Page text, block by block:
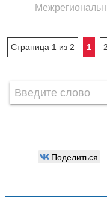
Страница 1 из 2 1 2
Поделиться